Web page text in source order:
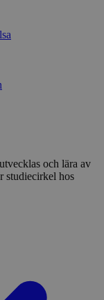
och lära av
studiecirkel hos